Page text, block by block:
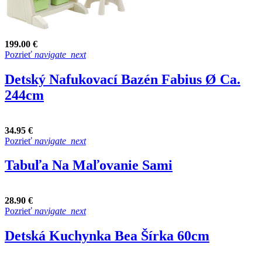
199.00 €
Pozrieť navigate_next
Detský Nafukovací Bazén Fabius Ø Ca.
244cm
34.95 €
Pozrieť navigate_next
Tabuľa Na Maľovanie Sami
28.90 €
Pozrieť navigate_next
Detská Kuchynka Bea Šírka 60cm